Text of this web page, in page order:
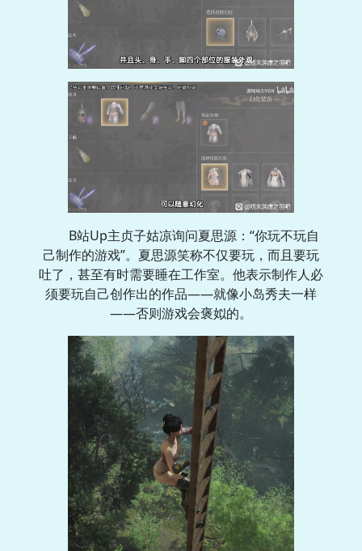
B站Up主贞子姑凉询问夏思源：“你玩不玩自
己制作的游戏”。夏思源笑称不仅要玩，而且要玩
吐了，甚至有时需要睡在工作室。他表示制作人必
须要玩自己创作出的作品——就像小岛秀夫一样
——否则游戏会褒姒的。